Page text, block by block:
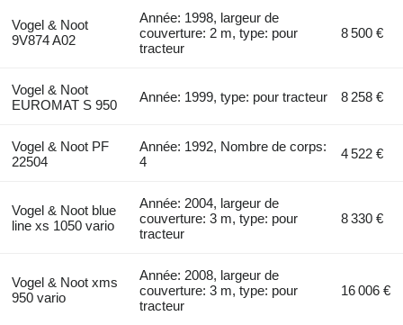
Vogel & Noot
9V874 A02
Année: 1998, largeur de
couverture: 2 m, type: pour
tracteur
8 500 €
Vogel & Noot
EUROMAT S 950
Année: 1999, type: pour tracteur 8 258 €
Vogel & Noot PF
22504
Année: 1992, Nombre de corps:
4
4 522 €
Vogel & Noot blue
line xs 1050 vario
Année: 2004, largeur de
couverture: 3 m, type: pour
tracteur
8 330 €
Vogel & Noot xms
950 vario
Année: 2008, largeur de
couverture: 3 m, type: pour
tracteur
16 006 €